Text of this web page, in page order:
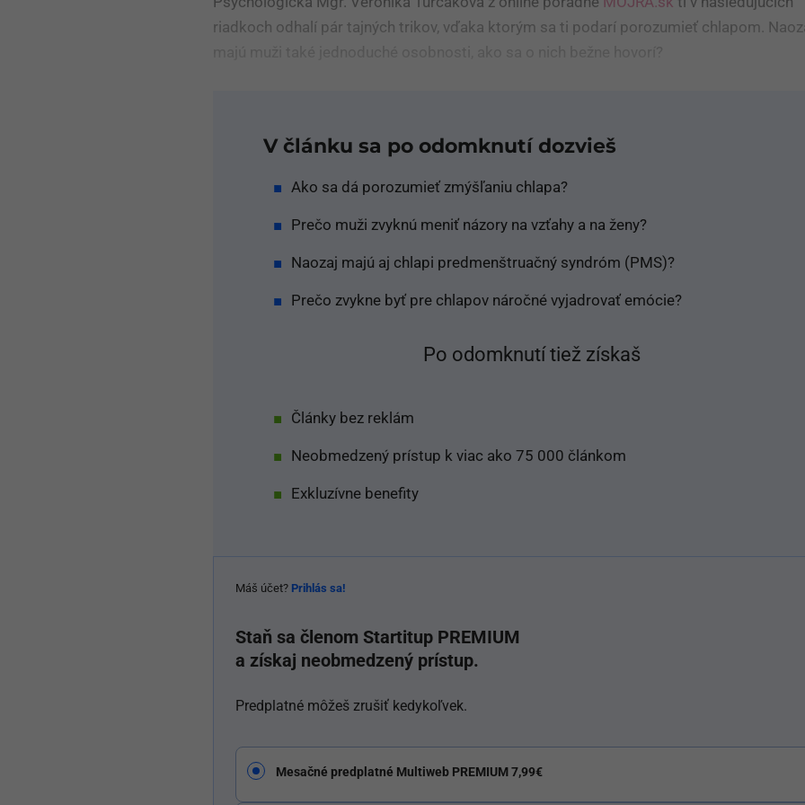
riadkoch odhalí pár tajných trikov, vďaka ktorým sa ti podarí porozumieť chlapom.
V článku sa po odomknutí dozvieš
Ako sa dá porozumieť zmýšľaniu chlapa?
Prečo muži zvyknú meniť názory na vzťahy a na ženy?
Naozaj majú aj chlapi predmenštruačný syndróm (PMS)?
Prečo zvykne byť pre chlapov náročné vyjadrovať emócie?
Po odomknutí tiež získaš
Články bez reklám
Neobmedzený prístup k viac ako 75 000 článkom
Exkluzívne benefity
Máš účet? Prihlás sa!
Staň sa členom Startitup PREMIUM
a získaj neobmedzený prístup.
Predplatné môžeš zrušiť kedykoľvek.
Mesačné predplatné Multiweb PREMIUM 7,99€